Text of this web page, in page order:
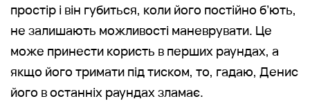
простір і він губиться, коли його постійно б’ють,
не залишають можливості маневрувати. Це
може принести користь в перших раундах, а
якщо його тримати під тиском, то, гадаю, Денис
його в останніх раундах зламає.